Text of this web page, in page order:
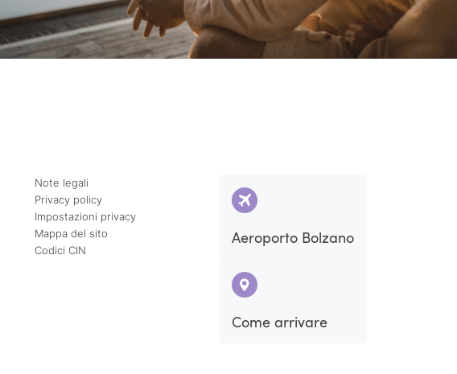
Note legali
Privacy policy
Impostazioni privacy
Mappa del sito
Codici CIN
Aeroporto Bolzano
Come arrivare